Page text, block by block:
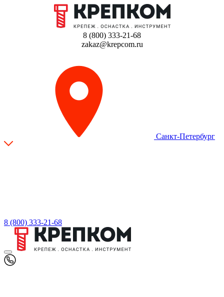
8 (800) 333-21-68
zakaz@krepcom.ru
Санкт-Петербург
8 (800) 333-21-68